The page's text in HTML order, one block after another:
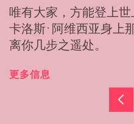
我们诚邀您感受克劳
与成熟，她用舞蹈证
戈，年龄就不再是界限
更多信息